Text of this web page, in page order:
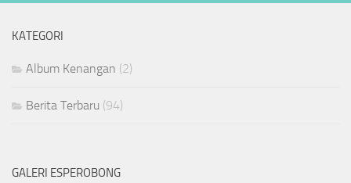
KATEGORI
Album Kenangan (2)
Berita Terbaru (94)
GALERI ESPEROBONG